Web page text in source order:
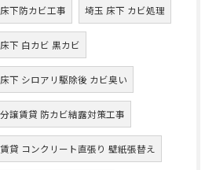
下防カビ工事 埼玉 床下 カビ処理
下 白カビ 黒カビ
下 シロアリ駆除後 カビ臭い
譲賃貸 防カビ結露対策工事
貸 コンクリート直張り 壁紙張替え